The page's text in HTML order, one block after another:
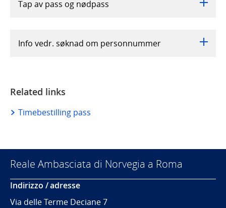
Tap av pass og nødpass
Info vedr. søknad om personnummer
Related links
Timebestilling pass
Reale Ambasciata di Norvegia a Roma
Indirizzo / adresse
Via delle Terme Deciane 7